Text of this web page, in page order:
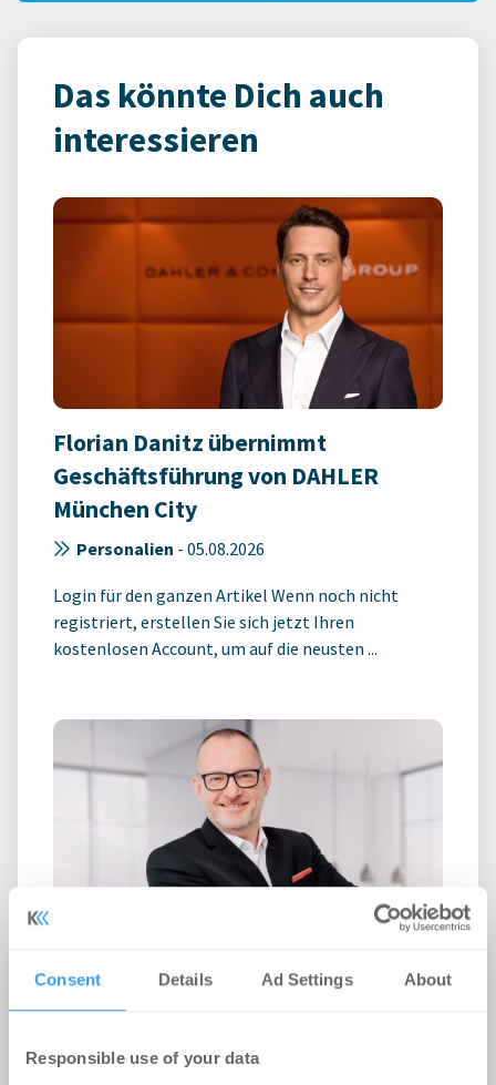
Consent Details Ad Settings About
Responsible use of your data
Das könnte Dich auch
interessieren
Florian Danitz übernimmt
Geschäftsführung von DAHLER
München City
Personalien - 05.08.2026
Login für den ganzen Artikel Wenn noch nicht
registriert, erstellen Sie sich jetzt Ihren
kostenlosen Account, um auf die neusten ...
Business Development bei Strategis
Erweiterung des Beratungsangebots für